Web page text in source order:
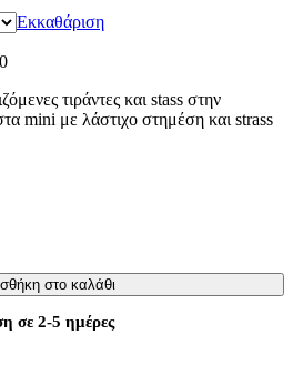
Εκκαθάριση
τιράντες και stass στην
mini με λάστιχο στημέση και strass
στο καλάθι
σε 2-5 ημέρες